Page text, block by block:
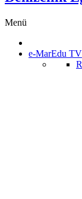
Menü
e-MarEdu TV